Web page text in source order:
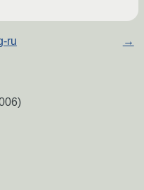
ru →